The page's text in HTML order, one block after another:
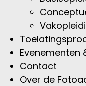
Evenementen
Contact
Over de